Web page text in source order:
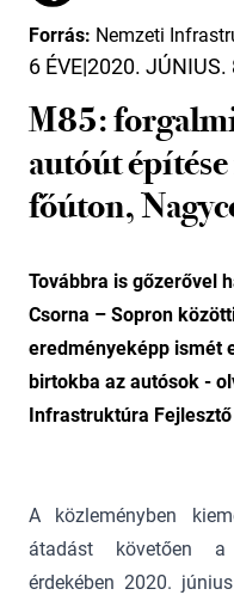
Forrás: Nemzeti
6 ÉVE|2020. JÚNIUS.
M85:
autóút
főúton,
Továbbra is gőzerővel
Csorna – Sopron
eredményeképp ismét
birtokba az autósok -
Infrastruktúra
A közleményben
átadást követően
érdekében 2020.